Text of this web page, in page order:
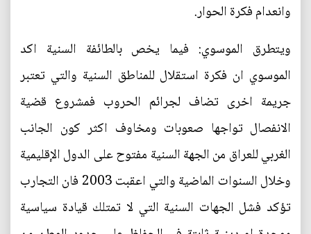
وانعدام فكرة الحوار.
ويتطرق الموسوي: فيما يخص بالطائفة السنية اكد
الموسوي ان فكرة استقلال للمناطق السنية والتي تعتبر
جريمة اخرى تضاف لجرائم الحروب فمشروع قضية
الانفصال تواجها صعوبات ومخاوف اكثر كون الجانب
الغربي للعراق من الجهة السنية مفتوح على الدول الإقليمية
وخلال السنوات الماضية والتي اعقبت 2003 فان التجارب
تؤكد فشل الجهات السنية التي لا تمتلك قيادة سياسية